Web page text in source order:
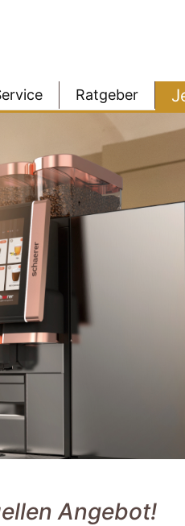
Ratgeber
Angebot!